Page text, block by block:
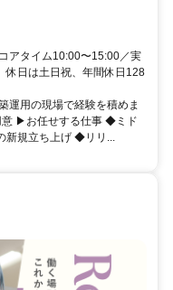
アタイム10:00〜15:00／実
休日は土日祝、年間休日128
運用の現場で経験を積めま
意 ▶お任せする仕事 ◆ミド
新規立ち上げ ◆リリ...